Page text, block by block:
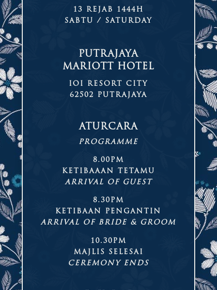
13 REJAB 1444H
SABTU / SATURDAY
PUTRAJAYA
MARIOTT HOTEL
IOI RESORT CITY
62502 PUTRAJAYA
ATURCARA
PROGRAMME
8.00PM
KETIBAAAN TETAMU
ARRIVAL OF GUEST
8.30PM
KETIBAAN PENGANTIN
ARRIVAL OF BRIDE & GROOM
10.30PM
MAJLIS SELESAI
CEREMONY ENDS